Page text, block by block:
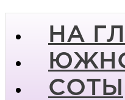
НА
СОТЫ